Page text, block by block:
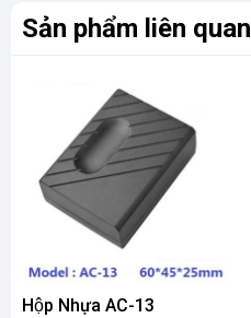
Sản phẩm liên quan
Hộp Nhựa AC-13